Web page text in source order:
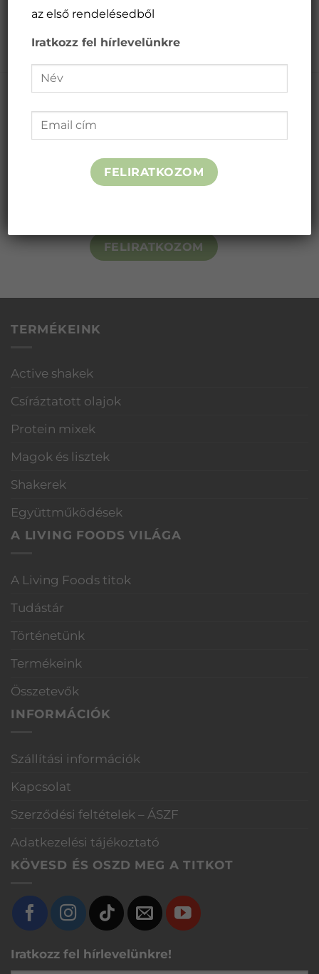
első rendelésből
FELIRATKOZOM
TERMÉKEINK
Active shakek
Csíráztatott olajok
Protein mixek
Magok és lisztek
Shakerek
Együttműködések
A LIVING FOODS VILÁGA
A Living Foods titok
Tudástár
Történetünk
Termékeink
Összetevők
INFORMÁCIÓK
Szállítási információk
Kapcsolat
Szerződési feltételek – ÁSZF
Adatkezelési tájékoztató
KÖVESD ÉS OSZD MEG A TITKOT
Iratkozz fel hírlevelünkre!
az első rendelésedből
Iratkozz fel hírlevelünkre
FELIRATKOZOM